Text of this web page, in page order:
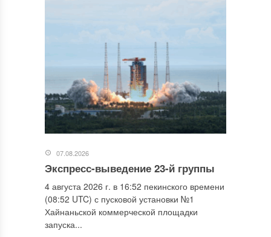
07.08.2026
Экспресс-выведение 23-й группы
4 августа 2026 г. в 16:52 пекинского времени
(08:52 UTC) с пусковой установки №1
Хайнаньской коммерческой площадки
запуска...